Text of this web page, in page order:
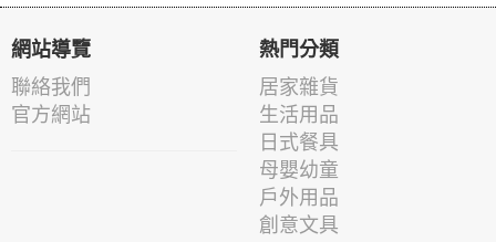
網站導覽
聯絡我們
官方網站
熱門分類
居家雜貨
生活用品
日式餐具
母嬰幼童
戶外用品
創意文具